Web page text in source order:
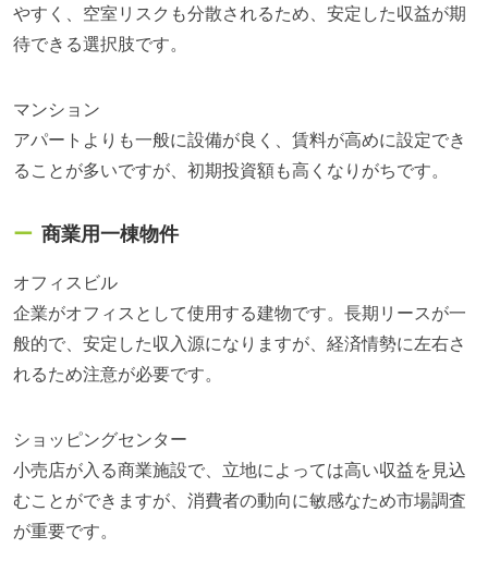
やすく、空室リスクも分散されるため、安定した収益が期
待できる選択肢です。
マンション
アパートよりも一般に設備が良く、賃料が高めに設定でき
ることが多いですが、初期投資額も高くなりがちです。
商業用一棟物件
オフィスビル
企業がオフィスとして使用する建物です。長期リースが一
般的で、安定した収入源になりますが、経済情勢に左右さ
れるため注意が必要です。
ショッピングセンター
小売店が入る商業施設で、立地によっては高い収益を見込
むことができますが、消費者の動向に敏感なため市場調査
が重要です。